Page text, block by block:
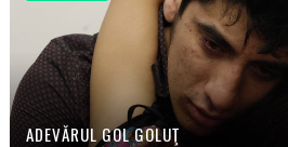
ADEVĂRUL GOL GOLUŢ